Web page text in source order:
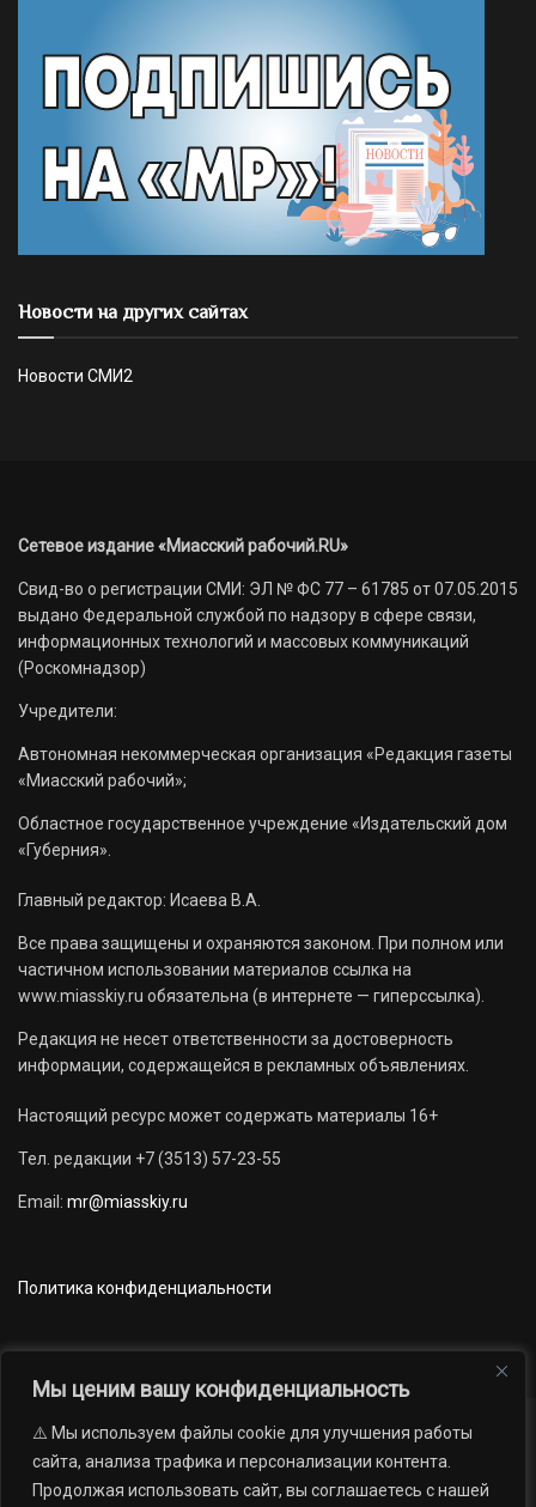
Мы ценим вашу конфиденциальность
⚠️ Мы используем файлы cookie для улучшения работы
сайта, анализа трафика и персонализации контента.
Продолжая использовать сайт, вы соглашаетесь с нашей
Новости на других сайтах
Новости СМИ2
Сетевое издание «Миасский рабочий.RU»
Свид-во о регистрации СМИ: ЭЛ № ФС 77 – 61785 от 07.05.2015
выдано Федеральной службой по надзору в сфере связи,
информационных технологий и массовых коммуникаций
(Роскомнадзор)
Учредители:
Автономная некоммерческая организация «Редакция газеты
«Миасский рабочий»;
Областное государственное учреждение «Издательский дом
«Губерния».
Главный редактор: Исаева В.А.
Все права защищены и охраняются законом. При полном или
частичном использовании материалов ссылка на
www.miasskiy.ru обязательна (в интернете — гиперссылка).
Редакция не несет ответственности за достоверность
информации, содержащейся в рекламных объявлениях.
Настоящий ресурс может содержать материалы 16+
Тел. редакции +7 (3513) 57-23-55
Email: mr@miasskiy.ru
Политика конфиденциальности
Новости Наши проекты
Официально
АРХИВ
16+